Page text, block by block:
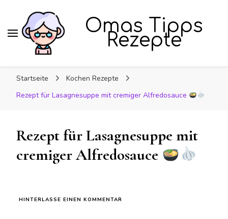
Omas Tipps
Rezepte
Startseite
Kochen Rezepte
Rezept für Lasagnesuppe mit cremiger Alfredosauce
Rezept für Lasagnesuppe mit
cremiger Alfredosauce
HINTERLASSE EINEN KOMMENTAR